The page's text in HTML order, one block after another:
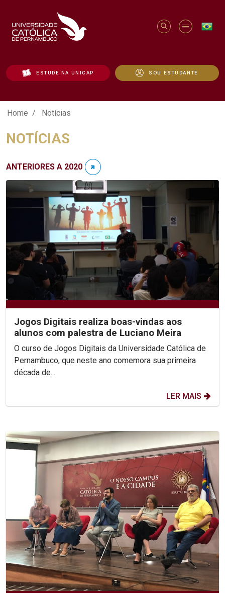
ESTUDE NA UNICAP SOU ESTUDANTE
Notícias - Unicap
Home Notícias
NOTÍCIAS
ANTERIORES A 2020
Jogos Digitais realiza boas-vindas aos
alunos com palestra de Luciano Meira
O curso de Jogos Digitais da Universidade Católica de
Pernambuco, que neste ano comemora sua primeira
década de...
LER MAIS